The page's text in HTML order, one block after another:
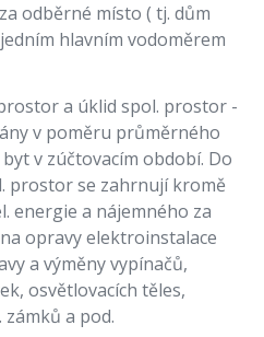
odběrné místo ( tj. dům
hlavním vodoměrem
a úklid spol. prostor -
v poměru průměrného
v zúčtovacím období. Do
prostor se zahrnují kromě
energie a nájemného za
opravy elektroinstalace
a výměny vypínačů,
osvětlovacích těles,
a pod.